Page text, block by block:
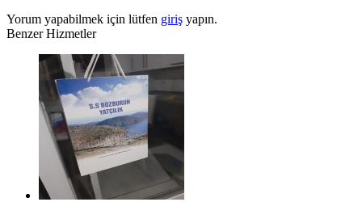
Yorum yapabilmek için lütfen giriş yapın.
Benzer Hizmetler